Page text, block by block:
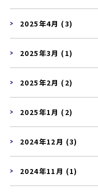
2025年4月 (3)
2025年3月 (1)
2025年2月 (2)
2025年1月 (2)
2024年12月 (3)
2024年11月 (1)